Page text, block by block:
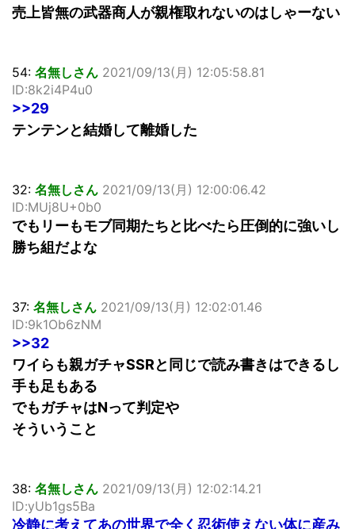
売上皆無の武器商人が親権取れないのはしゃーない
54: 名無しさん 2021/09/13(月) 12:05:58.81
ID:8k2i4P4u0
>>29
テンテンと結婚して離婚した
32: 名無しさん 2021/09/13(月) 12:00:06.42
ID:MUj8U+0b0
でもリーもモブ同期たちと比べたら圧倒的に強いし
勝ち組だよな
37: 名無しさん 2021/09/13(月) 12:02:01.46
ID:9k1Ob6zNM
>>32
ワイらも親ガチャSSRと同じで読み書きはできるし
手も足もある
でもガチャはNって判定や
そういうこと
38: 名無しさん 2021/09/13(月) 12:02:14.21
ID:yUb1gs5Ba
冷静に考えてあの世界で全く忍術使えない体に産み